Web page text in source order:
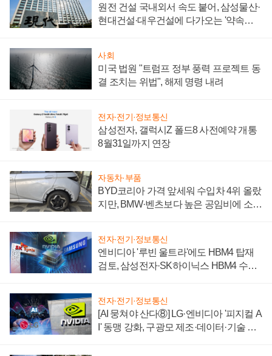
원전 건설 국내외서 속도 붙어, 삼성물산·
현대건설·대우건설에 다가오는 '약속의
사회
미국 법원 "트럼프 정부 풍력 프로젝트 동
결 조치는 위법", 해제 명령 내려
전자·전기·정보통신
삼성전자, 갤럭시Z 폴드8 사전예약 개통
8월31일까지 연장
자동차·부품
BYD코리아 가격 앞세워 수입차 4위 올랐
지만, BMW·벤츠보다 높은 공임비에 소비
전자·전기·정보통신
엔비디아 '루빈 울트라'에도 HBM4 탑재
검토, 삼성전자·SK하이닉스 HBM4 수율
전자·전기·정보통신
[AI 뭉쳐야 산다⑧] LG·엔비디아 '피지컬 A
I' 동맹 강화, 구광모 제조·데이터·기술 결